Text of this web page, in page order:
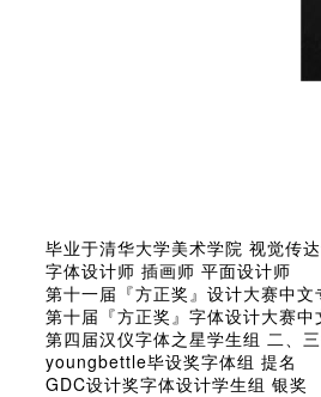
毕业于清华大学美术学院 视觉传
字体设计师 插画师 平面设计师
第十一届『方正奖』设计大赛中文
第十届『方正奖』字体设计大赛中
第四届汉仪字体之星学生组 二、
youngbettle毕设奖字体组 提名
GDC设计奖字体设计学生组 银奖